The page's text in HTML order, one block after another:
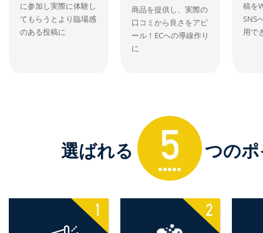
に参加し実際に体験し
てもらうとより臨場感
のある投稿に
商品を提供し、実際の
口コミから良さをアピ
ール！ECへの導線作り
に
稿を
SNS
用で
選ばれる つの